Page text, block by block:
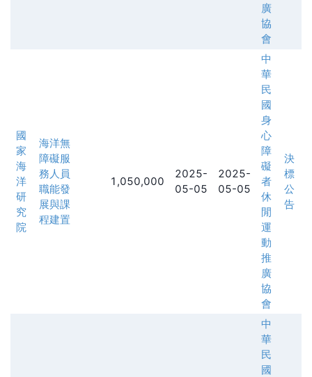
廣
協
會
國
家
海
洋
研
究
院
海洋無
障礙服
務人員
職能發
展與課
程建置
1,050,000
2025-
05-05
2025-
05-05
中
華
民
國
身
心
障
礙
者
休
閒
運
動
推
廣
協
會
決
標
公
告
中
華
民
國